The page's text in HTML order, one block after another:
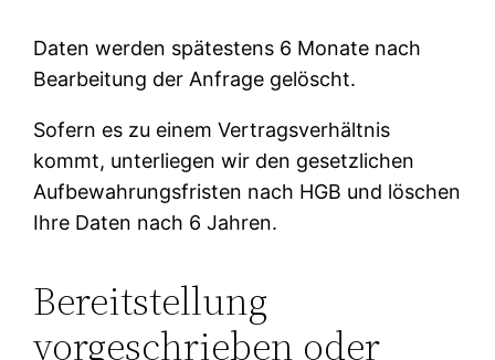
Daten werden spätestens 6 Monate nach
Bearbeitung der Anfrage gelöscht.
Sofern es zu einem Vertragsverhältnis
kommt, unterliegen wir den gesetzlichen
Aufbewahrungsfristen nach HGB und löschen
Ihre Daten nach 6 Jahren.
Bereitstellung
vorgeschrieben oder